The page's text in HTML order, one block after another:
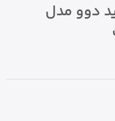
دوو مدل